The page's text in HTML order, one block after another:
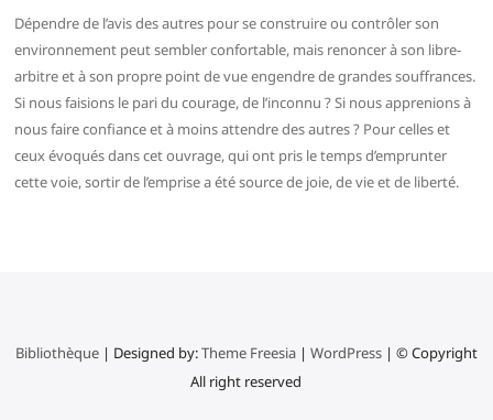
Dépendre de l’avis des autres pour se construire ou contrôler son
environnement peut sembler confortable, mais renoncer à son libre-
arbitre et à son propre point de vue engendre de grandes souffrances.
Si nous faisions le pari du courage, de l’inconnu ? Si nous apprenions à
nous faire confiance et à moins attendre des autres ? Pour celles et
ceux évoqués dans cet ouvrage, qui ont pris le temps d’emprunter
cette voie, sortir de l’emprise a été source de joie, de vie et de liberté.
Bibliothèque| Designed by:Theme Freesia| WordPress| © Copyright
All right reserved